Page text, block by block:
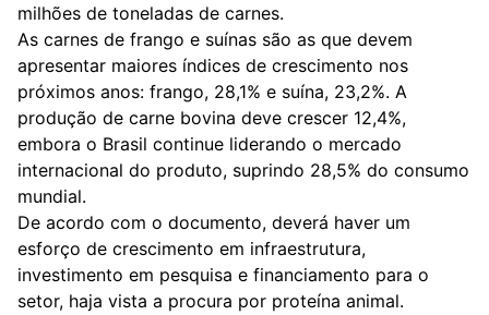
milhões de toneladas de carnes.
As carnes de frango e suínas são as que devem
apresentar maiores índices de crescimento nos
próximos anos: frango, 28,1% e suína, 23,2%. A
produção de carne bovina deve crescer 12,4%,
embora o Brasil continue liderando o mercado
internacional do produto, suprindo 28,5% do consumo
mundial.
De acordo com o documento, deverá haver um
esforço de crescimento em infraestrutura,
investimento em pesquisa e financiamento para o
setor, haja vista a procura por proteína animal.